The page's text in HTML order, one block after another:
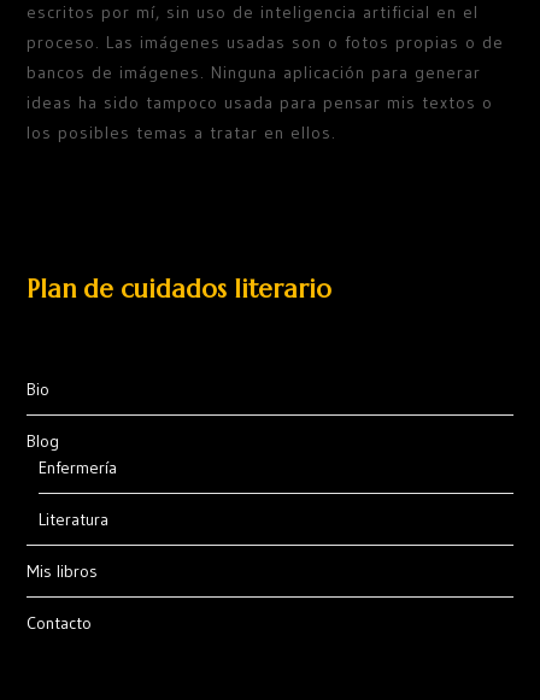
escritos por mí, sin uso de inteligencia artificial en el
proceso. Las imágenes usadas son o fotos propias o de
bancos de imágenes. Ninguna aplicación para generar
ideas ha sido tampoco usada para pensar mis textos o
los posibles temas a tratar en ellos.
Plan de cuidados literario
Bio
Blog
Enfermería
Literatura
Mis libros
Contacto